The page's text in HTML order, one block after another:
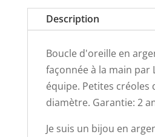
Description
Boucle d'oreille en
façonnée à la main par
équipe. Petites créoles
diamètre. Garantie: 2
Je suis un bijou en